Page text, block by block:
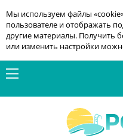
Мы используем файлы
пользователе и отображать
другие материалы.
или изменить настройки